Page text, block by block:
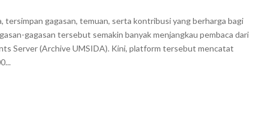
tersimpan gagasan, temuan, serta kontribusi yang berharga bagi
gagasan tersebut semakin banyak menjangkau pembaca dari
Server (Archive UMSIDA). Kini, platform tersebut mencatat